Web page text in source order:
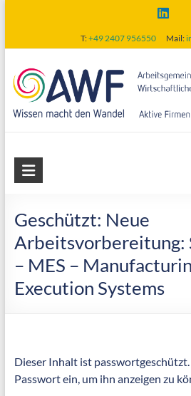
content
T:+49 2407 956550 Mail:
AWF
wirtschaftliche
Fertigung
Geschützt: Neue
Arbeitsvorbereitung:
– MES –
Execution Systems
Dieser Inhalt ist
Passwort ein, um ihn anzeigen zu